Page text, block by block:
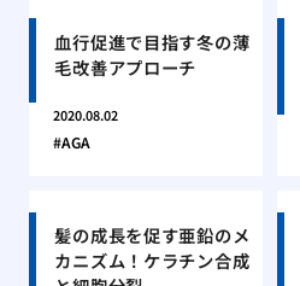
血行促進で目指す冬の薄
毛改善アプローチ
2020.08.02
AGA
髪の成長を促す亜鉛のメ
カニズム！ケラチン合成